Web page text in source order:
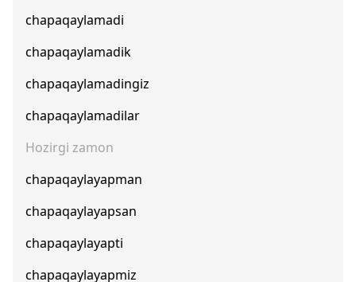
chapaqaylamadi
chapaqaylamadik
chapaqaylamadingiz
chapaqaylamadilar
Hozirgi zamon
chapaqaylayapman
chapaqaylayapsan
chapaqaylayapti
chapaqaylayapmiz